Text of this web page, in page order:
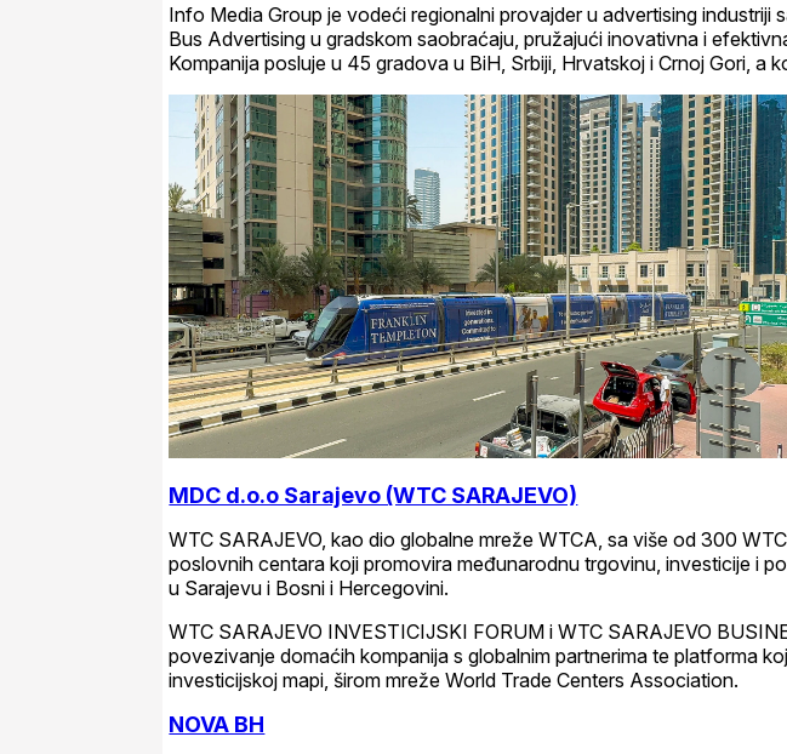
Info Media Group je vodeći regionalni provajder u advertising
Bus Advertising u gradskom saobraćaju, pružajući inovativna i
Kompanija posluje u 45 gradova u BiH, Srbiji, Hrvatskoj i Crnoj Gori, a
MDC d.o.o Sarajevo (WTC SARAJEVO)
WTC SARAJEVO, kao dio globalne mreže WTCA, sa više od 300
poslovnih centara koji promovira međunarodnu trgovinu, investicije i
u Sarajevu i Bosni i Hercegovini.
WTC SARAJEVO INVESTICIJSKI FORUM i WTC SARAJEVO
povezivanje domaćih kompanija s globalnim partnerima te platforma
investicijskoj mapi, širom mreže World Trade Centers Association.
NOVA BH